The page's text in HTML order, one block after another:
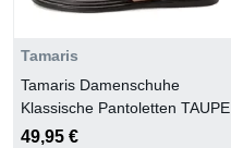
Tamaris
Tamaris Damenschuhe
Klassische Pantoletten TAUPE
49,95 €